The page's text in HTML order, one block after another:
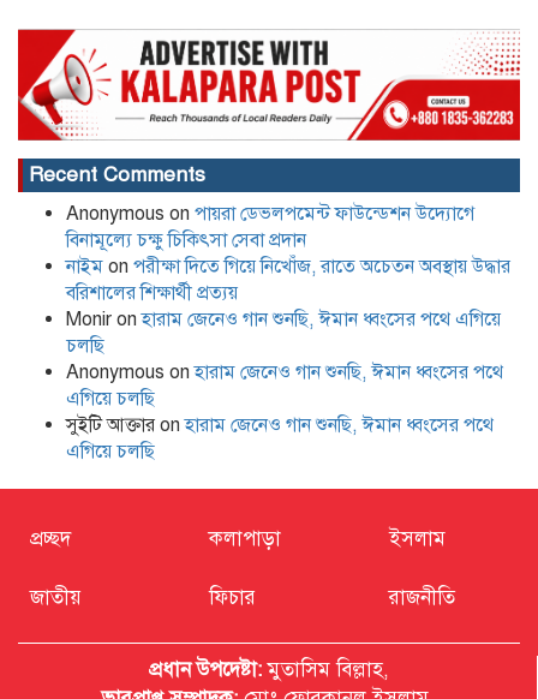
Recent Comments
Anonymous on পায়রা ডেভলপমেন্ট ফাউন্ডেশন উদ্যোগে
বিনামূল্যে চক্ষু চিকিৎসা সেবা প্রদান
নাইম on পরীক্ষা দিতে গিয়ে নিখোঁজ, রাতে অচেতন অবস্থায় উদ্ধার
বরিশালের শিক্ষার্থী প্রত্যয়
Monir onহারাম জেনেও গান শুনছি, ঈমান ধ্বংসের পথে এগিয়ে
চলছি
Anonymous onহারাম জেনেও গান শুনছি, ঈমান ধ্বংসের পথে
এগিয়ে চলছি
সুইটি আক্তার onহারাম জেনেও গান শুনছি, ঈমান ধ্বংসের পথে
এগিয়ে চলছি
প্রচ্ছদ কলাপাড়া ইসলাম
জাতীয় ফিচার রাজনীতি
প্রধান উপদেষ্টা:মুতাসিম বিল্লাহ,